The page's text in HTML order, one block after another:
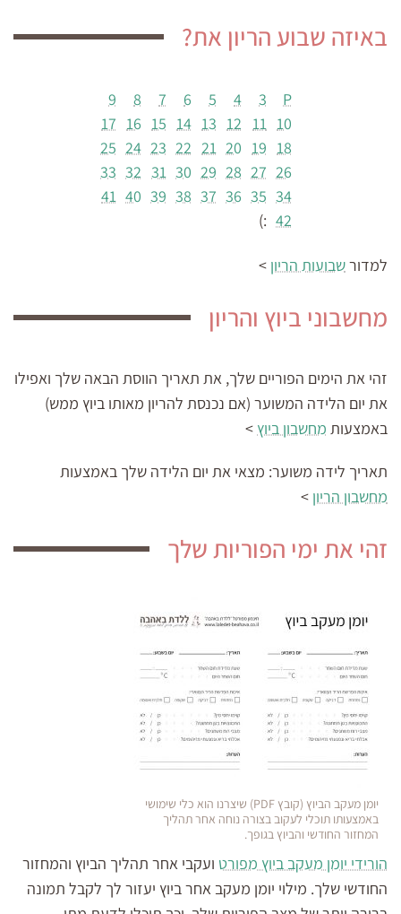
באיזה שבוע הריון את?
P
3
4
5
6
7
8
9
10
11
12
13
14
15
16
17
18
19
20
21
22
23
24
25
26
27
28
29
30
31
32
33
34
35
36
37
38
39
40
41
42
:)
למדורשבועות הריון >
מחשבוני ביוץ והריון
זהי את הימים הפוריים שלך, את תאריך הווסת הבאה שלך ואפילו
את יום הלידה המשוער (אם נכנסת להריון מאותו ביוץ ממש)
באמצעות מחשבון ביוץ >
תאריך לידה משוער: מצאי את יום הלידה שלך באמצעות
מחשבון הריון >
זהי את ימי הפוריות שלך
יומן מעקב הביוץ (קובץ PDF) שיצרנו הוא כלי שימושי
באמצעותו תוכלי לעקוב בצורה נוחה אחר תהליך
המחזור החודשי והביוץ בגופך.
הורידי יומן מעקב ביוץ מפורט ועקבי אחר תהליך הביוץ והמחזור
החודשי שלך. מילוי יומן מעקב אחר ביוץ יעזור לך לקבל תמונה